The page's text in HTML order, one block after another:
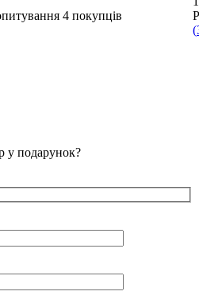
4 покупців
(
у подарунок?